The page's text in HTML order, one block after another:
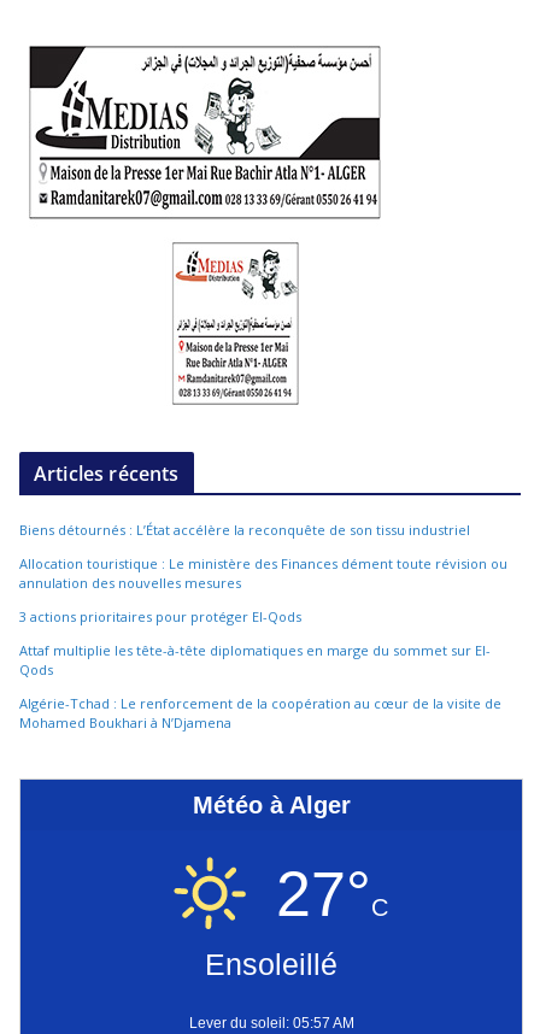
Articles récents
Biens détournés : L’État accélère la reconquête de son tissu industriel
Allocation touristique : Le ministère des Finances dément toute révision ou
annulation des nouvelles mesures
3 actions prioritaires pour protéger El-Qods
Attaf multiplie les tête-à-tête diplomatiques en marge du sommet sur El-
Qods
Algérie-Tchad : Le renforcement de la coopération au cœur de la visite de
Mohamed Boukhari à N’Djamena
Météo à Alger
27°C
Ensoleillé
Lever du soleil: 05:57 AM